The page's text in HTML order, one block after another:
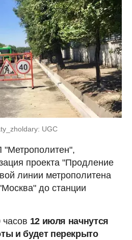
UGC
проекта "Продление
линии метрополитена
до станции
часов 12 июля начнутся
и будет перекрыто